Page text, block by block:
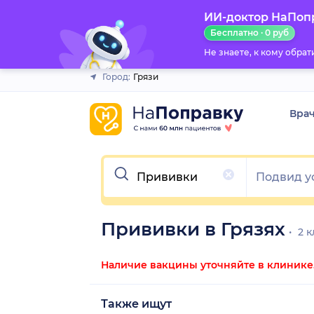
ИИ-доктор
Бесплатно · 0 руб
Не знаете, к кому
Город: Грязи
Очистить
Прививки в Грязях 2
Наличие вакцины уточняйте в
Также ищут